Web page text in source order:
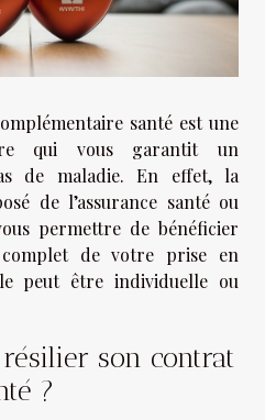
santé est une
qui vous garantit un
de maladie. En effet, la
de l’assurance santé ou
permettre de bénéficier
complet de votre prise en
peut être individuelle ou
son contrat
?